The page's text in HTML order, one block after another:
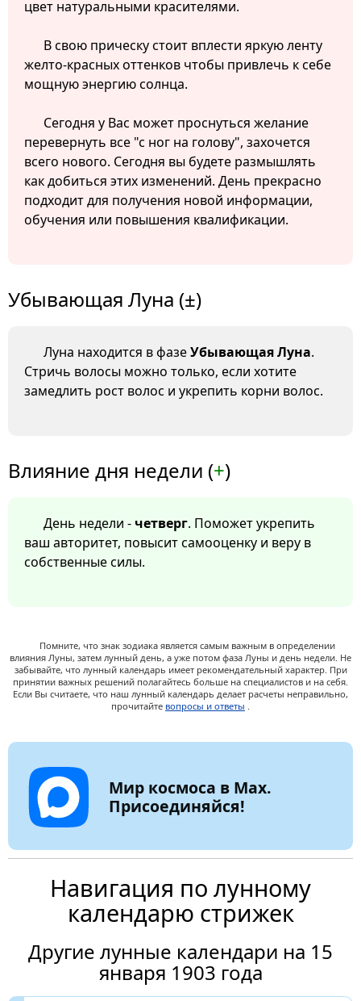
цвет натуральными красителями.
В свою прическу стоит вплести яркую ленту
желто-красных оттенков чтобы привлечь к себе
мощную энергию солнца.
Сегодня у Вас может проснуться желание
перевернуть все "с ног на голову", захочется
всего нового. Сегодня вы будете размышлять
как добиться этих изменений. День прекрасно
подходит для получения новой информации,
обучения или повышения квалификации.
Убывающая Луна (±)
Луна находится в фазеУбывающая Луна.
Стричь волосы можно только, если хотите
замедлить рост волос и укрепить корни волос.
Влияние дня недели (+)
День недели - четверг. Поможет укрепить
ваш авторитет, повысит самооценку и веру в
собственные силы.
Помните, что знак зодиака является самым важным в определении
влияния Луны, затем лунный день, а уже потом фаза Луны и день недели. Не
забывайте, что лунный календарь имеет рекомендательный характер. При
принятии важных решений полагайтесь больше на специалистов и на себя.
Если Вы считаете, что наш лунный календарь делает расчеты неправильно,
прочитайте вопросы и ответы .
Мир космоса в Max.
Присоединяйся!
Навигация по лунному
календарю стрижек
Другие лунные календари на 15
января 1903 года